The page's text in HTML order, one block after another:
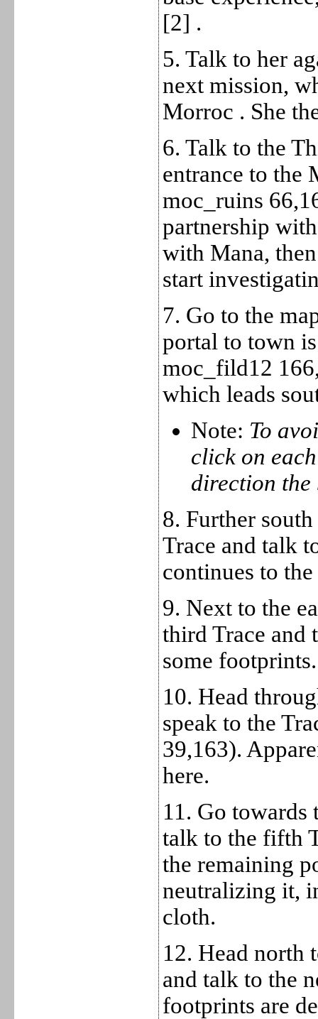
[2] .
5. Talk to her
next mission,
Morroc . She
6. Talk to the
entrance to the
moc_ruins
partnership
with Mana,
start
7. Go to the
portal to town
moc_fild12
which leads
Note: To
click on
direction the
8. Further
Trace and talk
continues to the
9. Next to the
third Trace and
some footprints.
10. Head
speak to the
39,163).
here.
11. Go towards
talk to the fifth
the remaining
neutralizing it,
cloth.
12. Head north
and talk to the
footprints are